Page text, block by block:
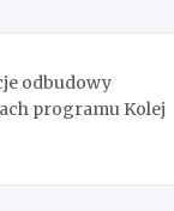
odbudowy
programu Kolej